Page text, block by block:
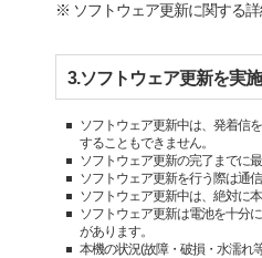
※ ソフトウェア更新に関する
3.ソフトウェア更新を実
ソフトウェア更新中は、発着信
することもできません。
ソフトウェア更新の完了までに
ソフトウェア更新を行う際は通
ソフトウェア更新中は、絶対に
ソフトウェア更新は電池を十分
があります。
本機の状況(故障・破損・水濡れ